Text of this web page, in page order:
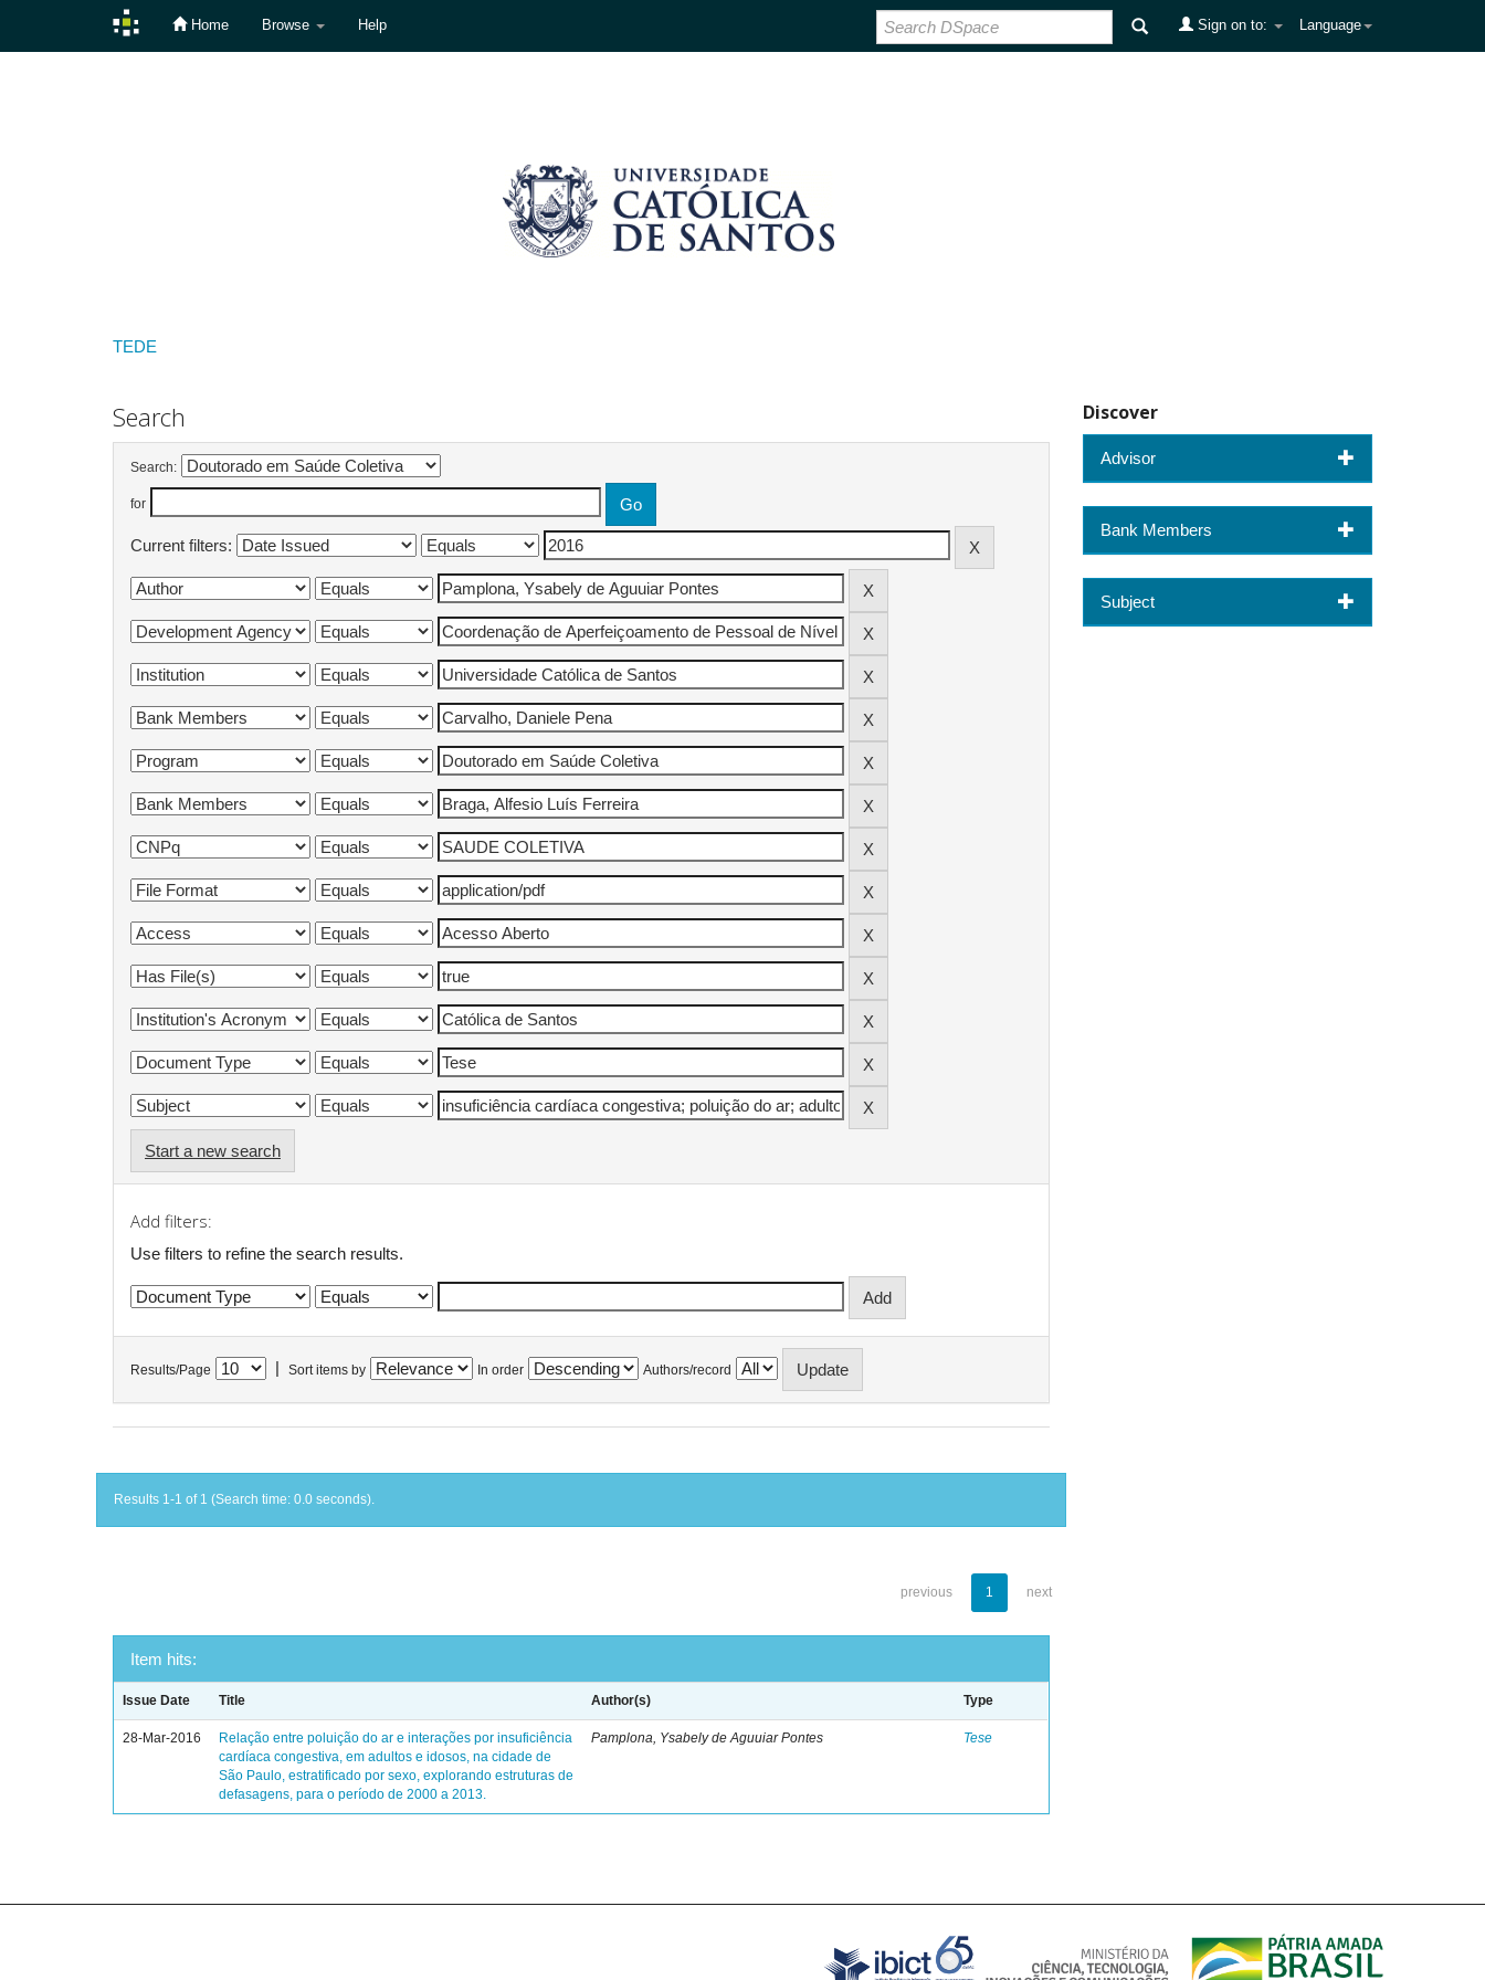
Home Browse Help Language
Sign on to:
TEDE
Search
Search:
for
Current filters:
Start a new search
Add filters:
Use filters to refine the search results.
Results/Page Sort items by In order Authors/record
Results 1-1 of 1 (Search time: 0.0 seconds).
previous 1 next
Item hits:
Issue Date Title Author(s) Type
28-Mar-2016
Relação entre poluição do ar e interações por insuficiência
cardíaca congestiva, em adultos e idosos, na cidade de
São Paulo, estratificado por sexo, explorando estruturas de
defasagens, para o período de 2000 a 2013.
Pamplona, Ysabely de Aguuiar Pontes Tese
Discover
Advisor
Bank Members
Subject